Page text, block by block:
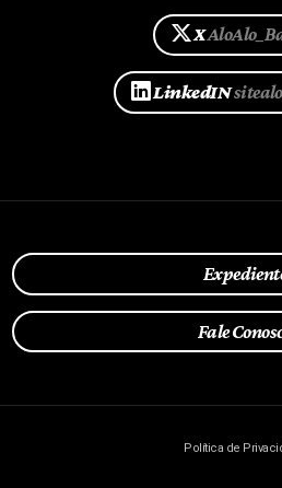
X
LinkedIN
Fale
Política de